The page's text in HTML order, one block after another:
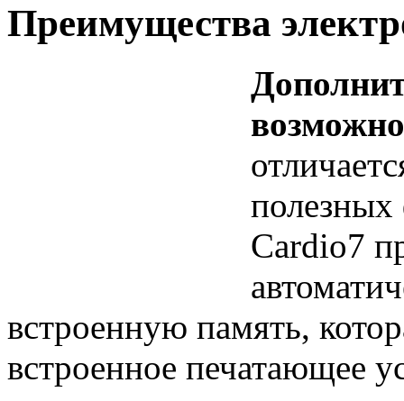
Преимущества
Cardio7
встроенную память,
встроенное печатающее